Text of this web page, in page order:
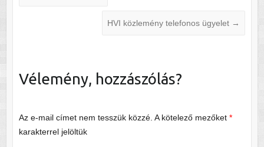
HVI közlemény telefonos ügyelet →
Vélemény, hozzászólás?
Az e-mail címet nem tesszük közzé. A kötelező mezőket *
karakterrel jelöltük